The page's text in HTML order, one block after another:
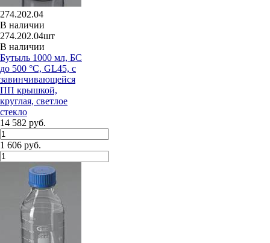
274.202.04
В наличии
274.202.04шт
В наличии
Бутыль 1000 мл, БС
до 500 °C, GL45, с
завинчивающейся
ПП крышкой,
круглая, светлое
стекло
14 582 руб.
1 606 руб.